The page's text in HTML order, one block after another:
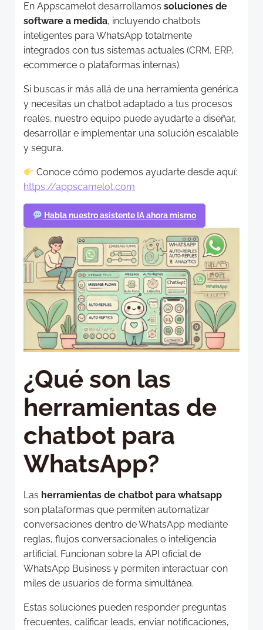
En Appscamelot desarrollamos soluciones de
software a medida, incluyendo chatbots
inteligentes para WhatsApp totalmente
integrados con tus sistemas actuales (CRM, ERP,
ecommerce o plataformas internas).
Si buscas ir más allá de una herramienta genérica
y necesitas un chatbot adaptado a tus procesos
reales, nuestro equipo puede ayudarte a diseñar,
desarrollar e implementar una solución escalable
y segura.
Conoce cómo podemos ayudarte desde aquí:
https://appscamelot.com
Habla nuestro asistente IA ahora mismo
¿Qué son las
herramientas de
chatbot para
WhatsApp?
Las herramientas de chatbot para whatsapp
son plataformas que permiten automatizar
conversaciones dentro de WhatsApp mediante
reglas, flujos conversacionales o inteligencia
artificial. Funcionan sobre la API oficial de
WhatsApp Business y permiten interactuar con
miles de usuarios de forma simultánea.
Estas soluciones pueden responder preguntas
frecuentes, calificar leads, enviar notificaciones,